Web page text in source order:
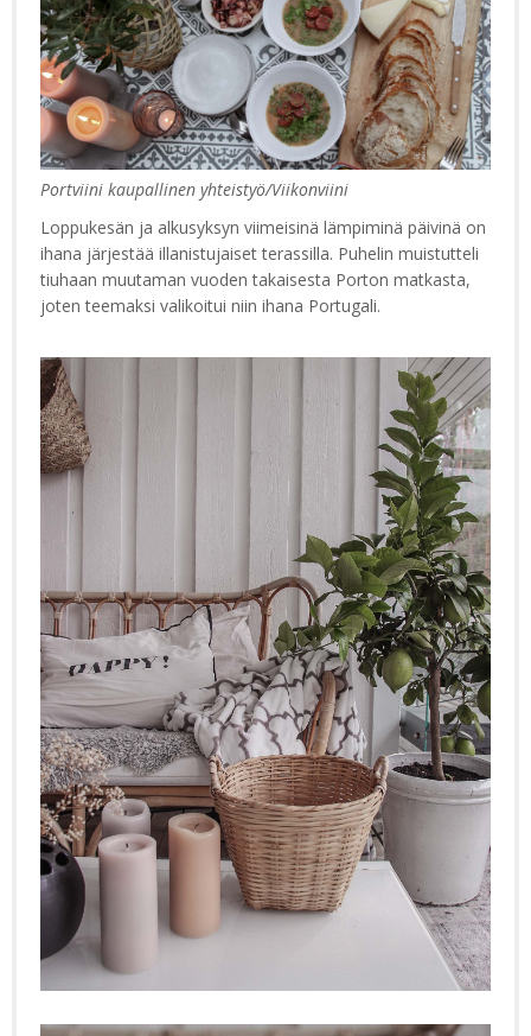
Portviini kaupallinen yhteistyö/Viikonviini
Loppukesän ja alkusyksyn viimeisinä lämpiminä päivinä on
ihana järjestää illanistujaiset terassilla. Puhelin muistutteli
tiuhaan muutaman vuoden takaisesta Porton matkasta,
joten teemaksi valikoitui niin ihana Portugali.